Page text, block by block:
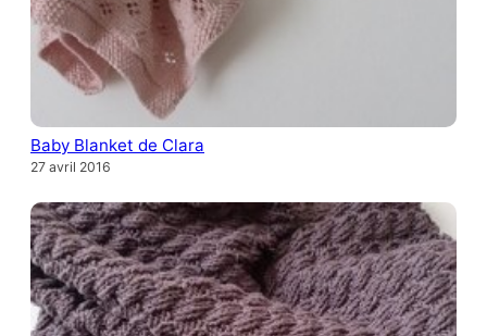
Baby Blanket de Clara
27 avril 2016